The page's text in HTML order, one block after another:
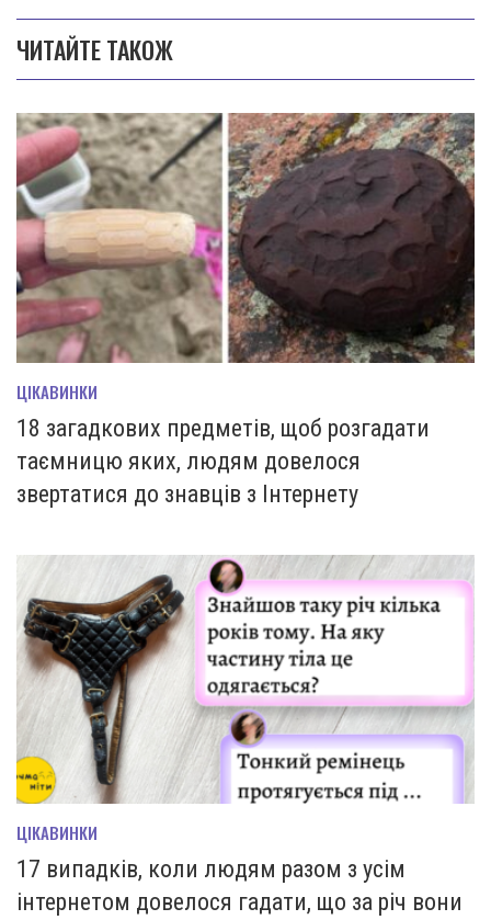
ЧИТАЙТЕ ТАКОЖ
ЦІКАВИНКИ
18 загадкових предметів, щоб розгадати
таємницю яких, людям довелося
звертатися до знавців з Інтернету
ЦІКАВИНКИ
17 випадків, коли людям разом з усім
інтернетом довелося гадати, що за річ вони